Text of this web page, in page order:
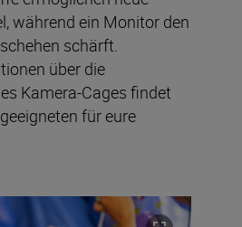
während ein Monitor den
schärft.
über die
Kamera-Cages findet
für eure